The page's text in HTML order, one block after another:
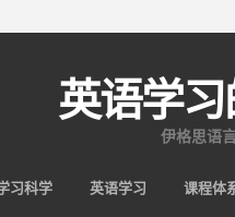
英语学
伊格思语
习科学 英语学习 课程体